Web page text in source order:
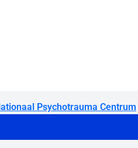
Psychotrauma Centrum